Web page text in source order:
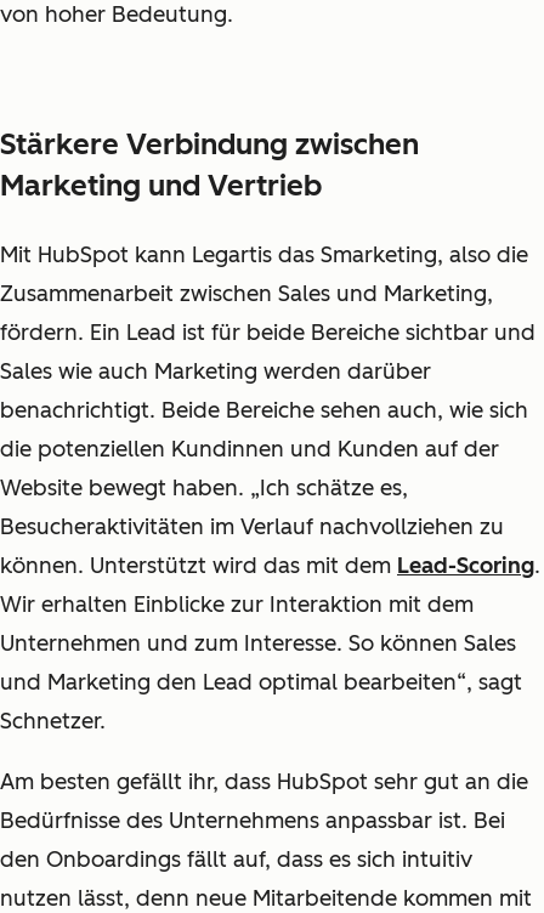
von hoher Bedeutung.
Stärkere Verbindung zwischen
Marketing und Vertrieb
Mit HubSpot kann Legartis das Smarketing, also die
Zusammenarbeit zwischen Sales und Marketing,
fördern. Ein Lead ist für beide Bereiche sichtbar und
Sales wie auch Marketing werden darüber
benachrichtigt. Beide Bereiche sehen auch, wie sich
die potenziellen Kundinnen und Kunden auf der
Website bewegt haben. „Ich schätze es,
Besucheraktivitäten im Verlauf nachvollziehen zu
können. Unterstützt wird das mit dem Lead-Scoring.
Wir erhalten Einblicke zur Interaktion mit dem
Unternehmen und zum Interesse. So können Sales
und Marketing den Lead optimal bearbeiten“, sagt
Schnetzer.
Am besten gefällt ihr, dass HubSpot sehr gut an die
Bedürfnisse des Unternehmens anpassbar ist. Bei
den Onboardings fällt auf, dass es sich intuitiv
nutzen lässt, denn neue Mitarbeitende kommen mit